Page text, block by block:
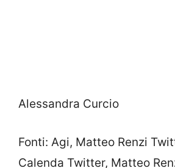
Alessandra Curcio
Fonti: Agi, Matteo Renzi
Calenda Twitter, Matteo